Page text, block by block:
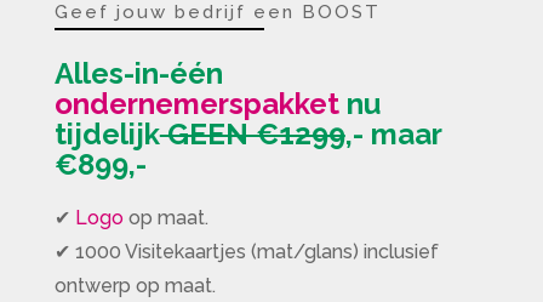
Geef jouw bedrijf een BOOST
Alles-in-één
ondernemerspakketnu
tijdelijkGEEN €1299,- maar
€899,-
✔ Logoop maat.
✔ 1000 Visitekaartjes (mat/glans) inclusief
ontwerp op maat.